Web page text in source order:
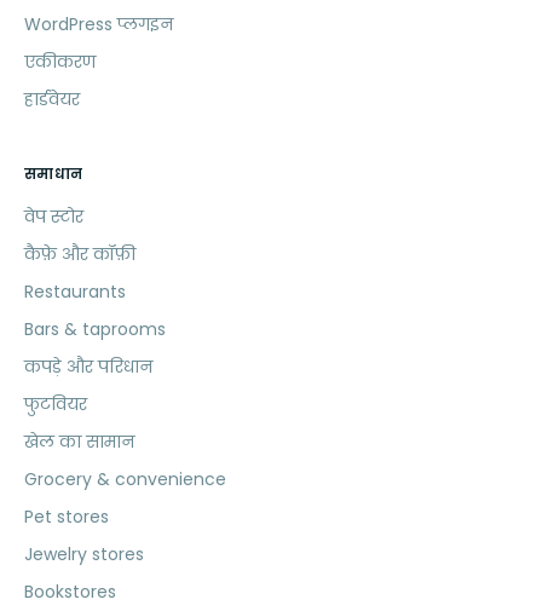
WordPress प्लगइन
एकीकरण
हार्डवेयर
समाधान
वेप स्टोर
कैफ़े और कॉफ़ी
Restaurants
Bars & taprooms
कपड़े और परिधान
फुटवियर
खेल का सामान
Grocery & convenience
Pet stores
Jewelry stores
Bookstores